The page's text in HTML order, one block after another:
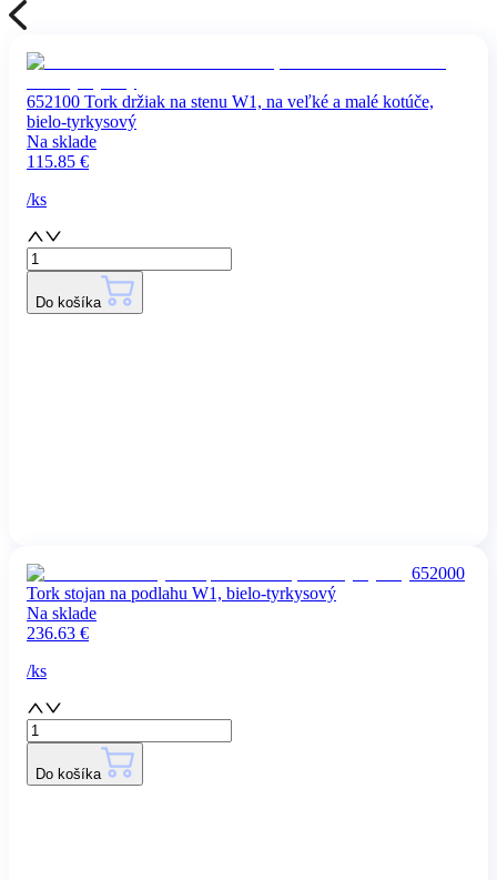
652100 Tork držiak na stenu W1, na veľké a malé kotúče,
bielo-tyrkysový
Na sklade
115.85 €
/ks
Do košíka
652000
Tork stojan na podlahu W1, bielo-tyrkysový
Na sklade
236.63 €
/ks
Do košíka